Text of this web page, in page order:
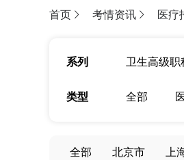
首页 考情资讯 医疗
系列 卫生高级职
类型 全部
全部 北京市 上